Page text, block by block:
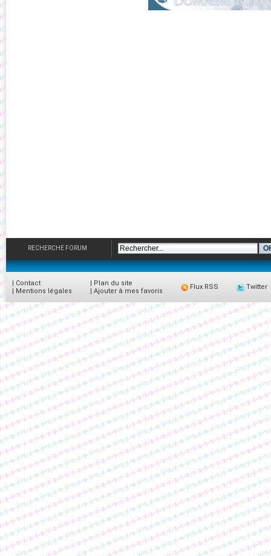
RECHERCHE FORUM
| Contact
| Mentions légales
| Plan du site
| Ajouter à mes favoris
Flux RSS Twitter